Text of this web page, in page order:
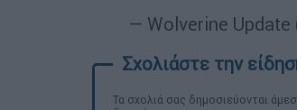
— Wolverine Update
Τα σχολιά σας δημοσιεύονται